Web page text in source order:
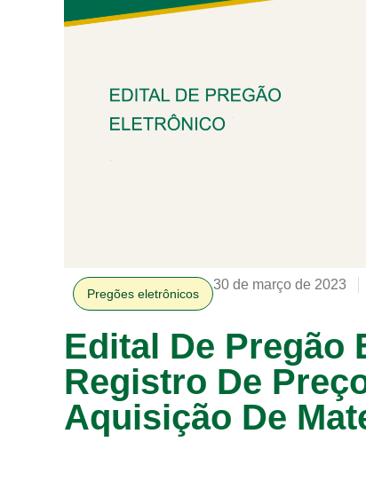
Pregões eletrônicos
30 de março de 2023
Edital De Pregão
Registro De
Aquisição De